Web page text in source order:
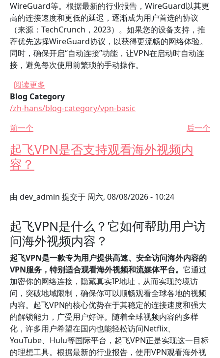
WireGuard等。根据最新的行业报告，WireGuard以其更
高的连接速度和更低的延迟，逐渐成为用户首选的协议
（来源：TechCrunch，2023）。如果您的设备支持，推
荐优先选择WireGuard协议，以获得更流畅的网络体验。
同时，确保开启“自动连接”功能，让VPN在启动时自动连
接，避免每次使用前繁琐的手动操作。
阅读更多
Blog Category
/zh-hans/blog-category/vpn-basic
前一个
后一个
起飞VPN是否支持观看海外视频内
容？
由 dev_admin 提交于 周六, 08/08/2026 - 10:24
起飞VPN是什么？它如何帮助用户访
问海外视频内容？
起飞VPN是一款专为用户提供高速、安全访问海外内容的
VPN服务，特别适合观看海外视频和流媒体平台。 它通过
加密你的网络连接，隐藏真实IP地址，从而实现跨境访
问，突破地域限制，确保你可以顺畅观看全球各地的视频
内容。起飞VPN的核心优势在于其稳定的连接速度和强大
的解锁能力，广受用户好评。随着全球视频内容的多样
化，许多用户希望在国内也能轻松访问Netflix、
YouTube、Hulu等国际平台，起飞VPN正是实现这一目标
的理想工具。根据最新的行业报告，使用VPN观看海外视